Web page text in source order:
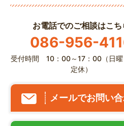
お電話でのご相談はこち
086-956-
受付時間 10：00～17：00（日曜
定休）
メールでお問い